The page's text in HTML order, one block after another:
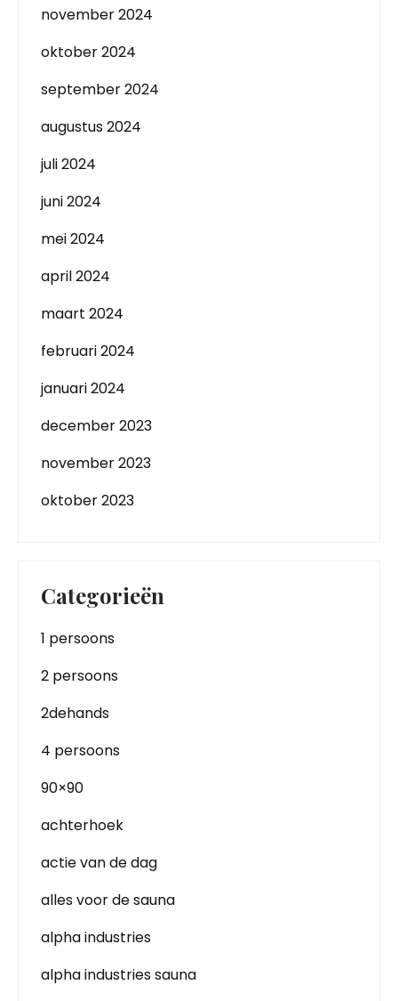
november 2024
oktober 2024
september 2024
augustus 2024
juli 2024
juni 2024
mei 2024
april 2024
maart 2024
februari 2024
januari 2024
december 2023
november 2023
oktober 2023
Categorieën
1 persoons
2 persoons
2dehands
4 persoons
90×90
achterhoek
actie van de dag
alles voor de sauna
alpha industries
alpha industries sauna